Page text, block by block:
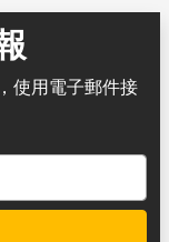
使用電子郵件接